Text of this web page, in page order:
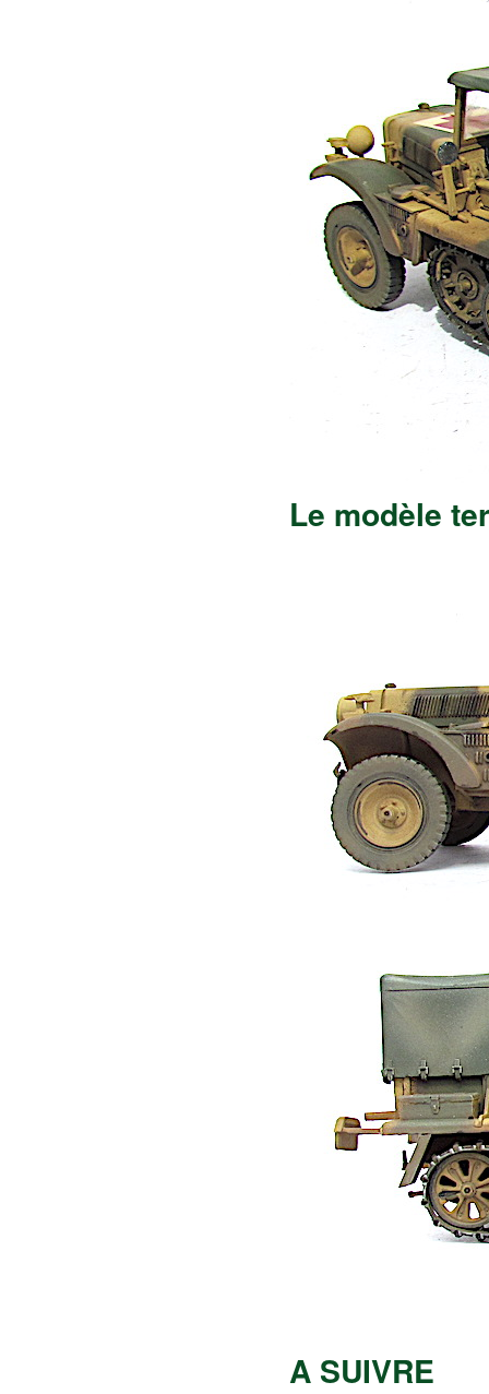
Le modèle
A SUIVRE